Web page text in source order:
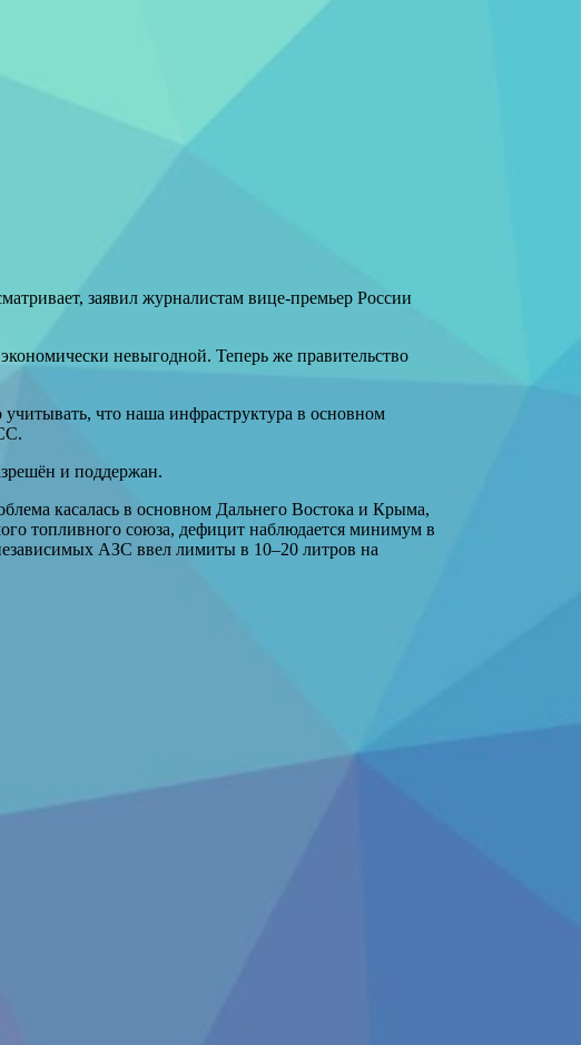
заявил журналистам вице-премьер России
невыгодной. Теперь же правительство
что наша инфраструктура в основном
и поддержан.
касалась в основном Дальнего Востока и Крыма,
топливного союза, дефицит наблюдается минимум в
АЗС ввел лимиты в 10–20 литров на